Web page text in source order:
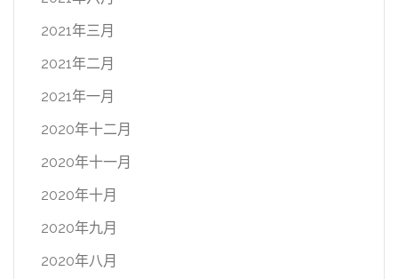
2021年三月
2021年二月
2021年一月
2020年十二月
2020年十一月
2020年十月
2020年九月
2020年八月